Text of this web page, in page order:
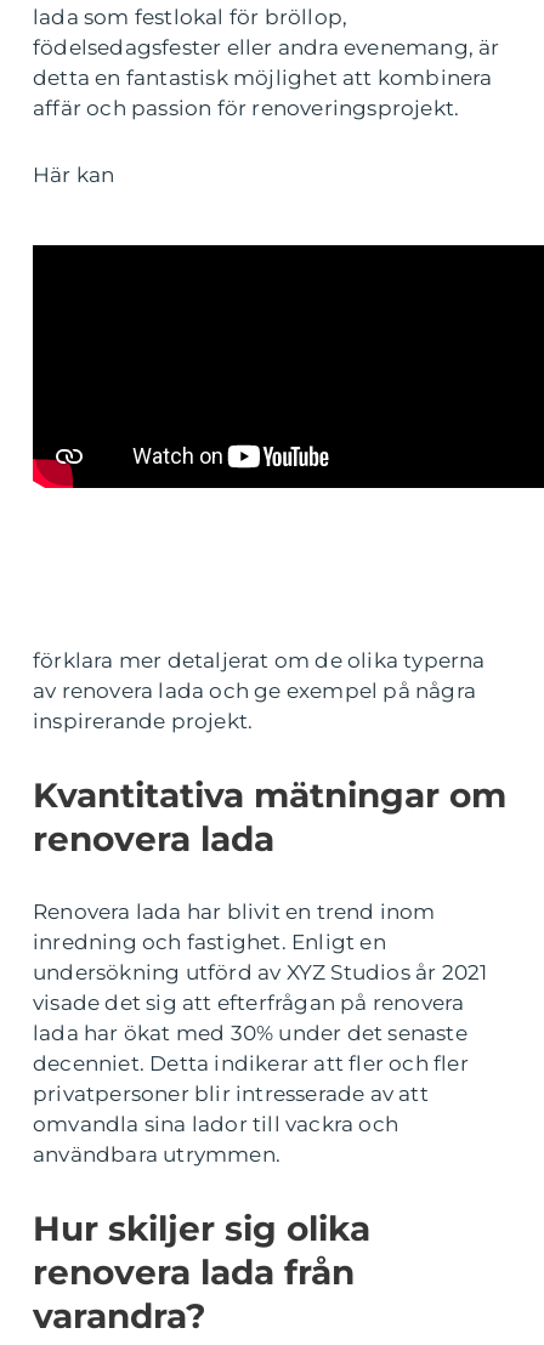
lada som festlokal för bröllop,
födelsedagsfester eller andra evenemang, är
detta en fantastisk möjlighet att kombinera
affär och passion för renoveringsprojekt.
Här kan
förklara mer detaljerat om de olika typerna
av renovera lada och ge exempel på några
inspirerande projekt.
Kvantitativa mätningar om
renovera lada
Renovera lada har blivit en trend inom
inredning och fastighet. Enligt en
undersökning utförd av XYZ Studios år 2021
visade det sig att efterfrågan på renovera
lada har ökat med 30% under det senaste
decenniet. Detta indikerar att fler och fler
privatpersoner blir intresserade av att
omvandla sina lador till vackra och
användbara utrymmen.
Hur skiljer sig olika
renovera lada från
varandra?